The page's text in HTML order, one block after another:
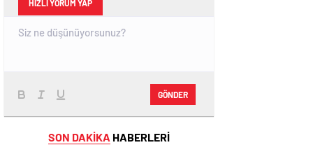
HIZLI YORUM YAP
GÖNDER
SON DAKİKA HABERLERİ